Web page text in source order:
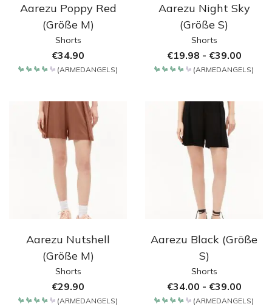
Aarezu Poppy Red
(Größe M)
Shorts
€34.90
(ARMEDANGELS)
Aarezu Night Sky
(Größe S)
Shorts
€19.98 - €39.00
(ARMEDANGELS)
Aarezu Nutshell
(Größe M)
Shorts
€29.90
(ARMEDANGELS)
Aarezu Black (Größe
S)
Shorts
€34.00 - €39.00
(ARMEDANGELS)